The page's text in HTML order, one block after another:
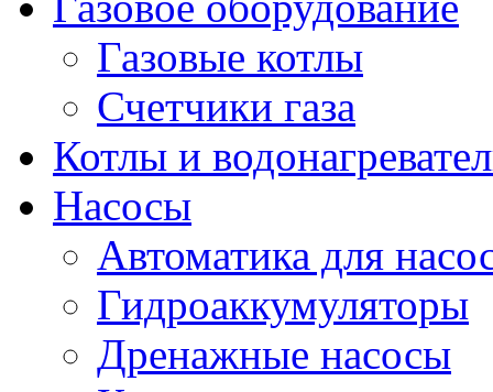
Газовые котлы
Счетчики газа
Котлы и
Насосы
Автоматика для
Гидроаккумуляторы
Дренажные насосы